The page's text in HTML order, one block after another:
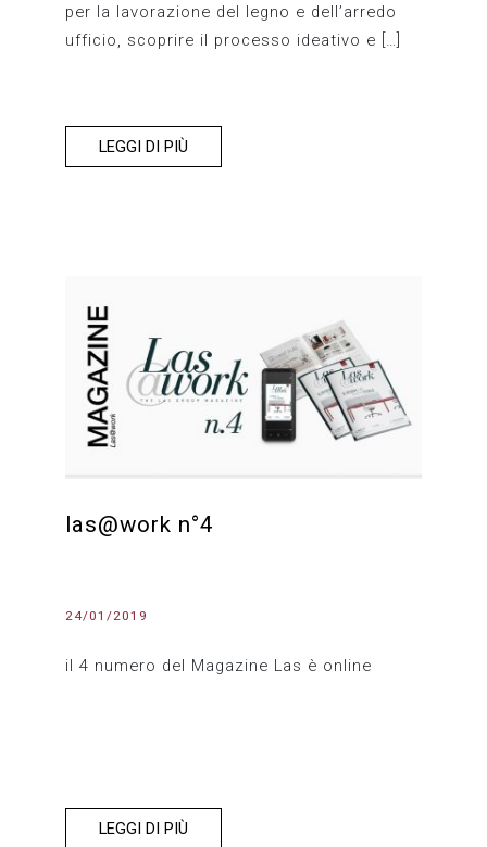
per la lavorazione del legno e dell’arredo
ufficio, scoprire il processo ideativo e […]
LEGGI DI PIÙ
las@work n°4
24/01/2019
il 4 numero del Magazine Las è online
LEGGI DI PIÙ